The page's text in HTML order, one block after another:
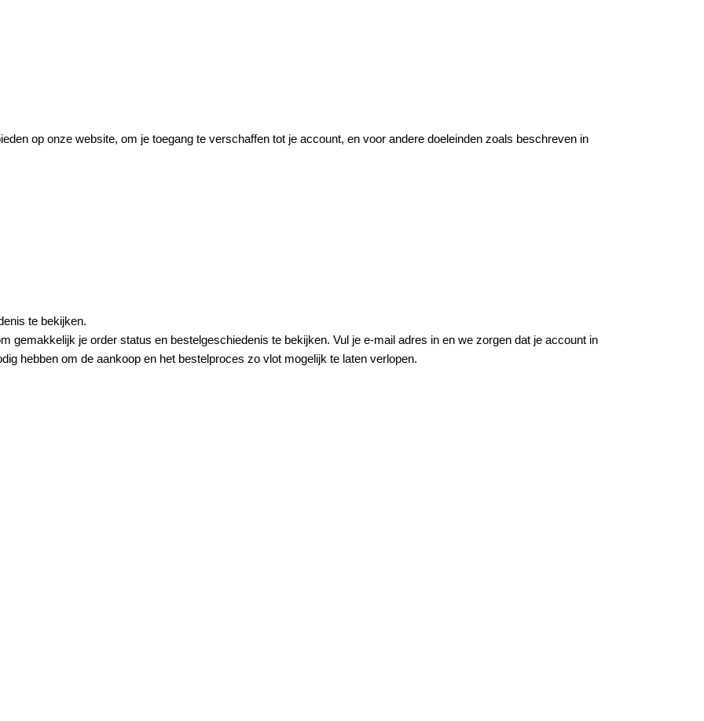
op onze website, om je toegang te verschaffen tot je account, en voor andere doeleinden zoals beschreven in
te bekijken.
gemakkelijk je order status en bestelgeschiedenis te bekijken. Vul je e-mail adres in en we zorgen dat je account in
hebben om de aankoop en het bestelproces zo vlot mogelijk te laten verlopen.